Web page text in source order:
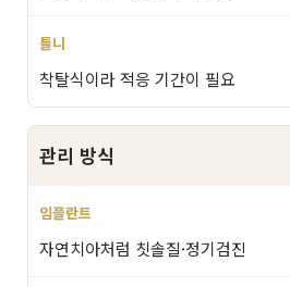
착탈식이라 적응 기간이 필요
관리 방식
자연치아처럼 칫솔질·정기검진